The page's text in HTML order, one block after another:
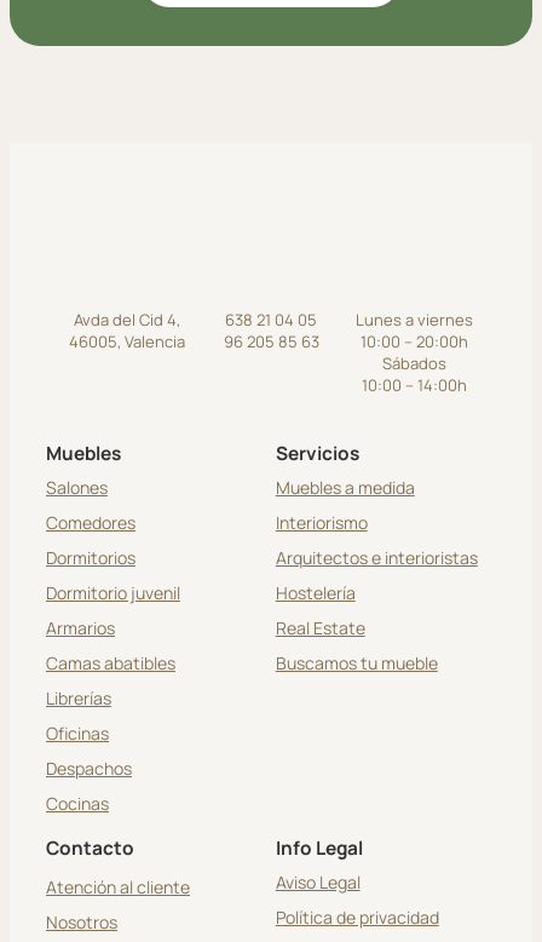
Avda del Cid 4,
46005, Valencia
638 21 04 05
96 205 85 63
Lunes a viernes
10:00 – 20:00h
Sábados
10:00 – 14:00h
Muebles
Salones
Comedores
Dormitorios
Dormitorio juvenil
Armarios
Camas abatibles
Librerías
Oficinas
Despachos
Cocinas
Servicios
Muebles a medida
Interiorismo
Arquitectos e interioristas
Hostelería
Real Estate
Buscamos tu mueble
Contacto
Atención al cliente
Nosotros
Info Legal
Aviso Legal
Política de privacidad